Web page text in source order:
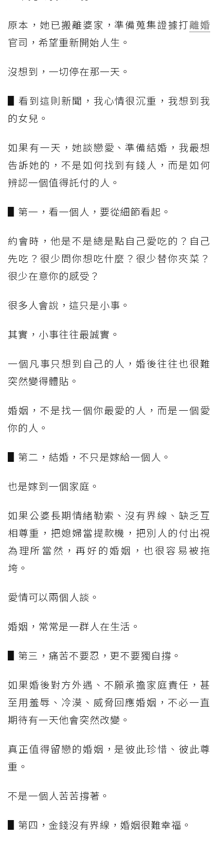
原本，她已搬離婆家，準備蒐集證據打離婚
官司，希望重新開始人生。
沒想到，一切停在那一天。
▋看到這則新聞，我心情很沉重，我想到我
的女兒。
如果有一天，她談戀愛、準備結婚，我最想
告訴她的，不是如何找到有錢人，而是如何
辨認一個值得託付的人。
▋第一，看一個人，要從細節看起。
約會時，他是不是總是點自己愛吃的？自己
先吃？很少問你想吃什麼？很少替你夾菜？
很少在意你的感受？
很多人會說，這只是小事。
其實，小事往往最誠實。
一個凡事只想到自己的人，婚後往往也很難
突然變得體貼。
婚姻，不是找一個你最愛的人，而是一個愛
你的人。
▋第二，結婚，不只是嫁給一個人。
也是嫁到一個家庭。
如果公婆長期情緒勒索、沒有界線、缺乏互
相尊重，把媳婦當提款機，把別人的付出視
為理所當然，再好的婚姻，也很容易被拖
垮。
愛情可以兩個人談。
婚姻，常常是一群人在生活。
▋第三，痛苦不要忍，更不要獨自撐。
如果婚後對方外遇、不願承擔家庭責任，甚
至用羞辱、冷漠、威脅回應婚姻，不必一直
期待有一天他會突然改變。
真正值得留戀的婚姻，是彼此珍惜、彼此尊
重。
不是一個人苦苦撐著。
▋第四，金錢沒有界線，婚姻很難幸福。